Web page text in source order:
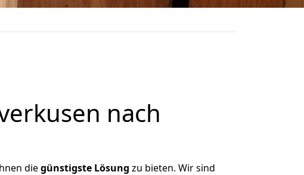
nach
diegünstigste Lösung zu bieten. Wir sind